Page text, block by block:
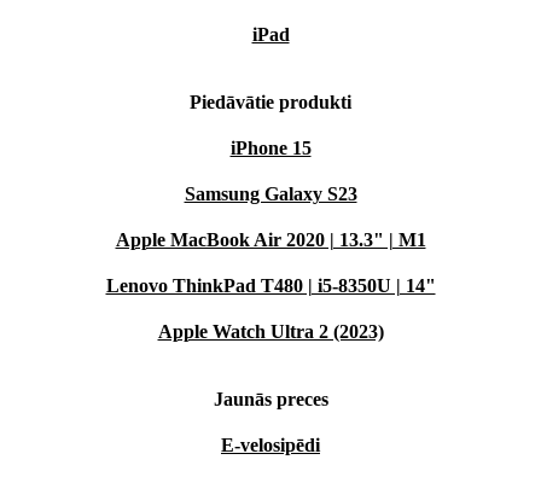
iPad
Piedāvātie produkti
iPhone 15
Samsung Galaxy S23
Apple MacBook Air 2020 | 13.3" | M1
Lenovo ThinkPad T480 | i5-8350U | 14"
Apple Watch Ultra 2 (2023)
Jaunās preces
E-velosipēdi